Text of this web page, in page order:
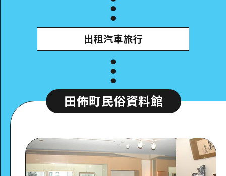
出租汽車旅行
田佈町民俗資料館